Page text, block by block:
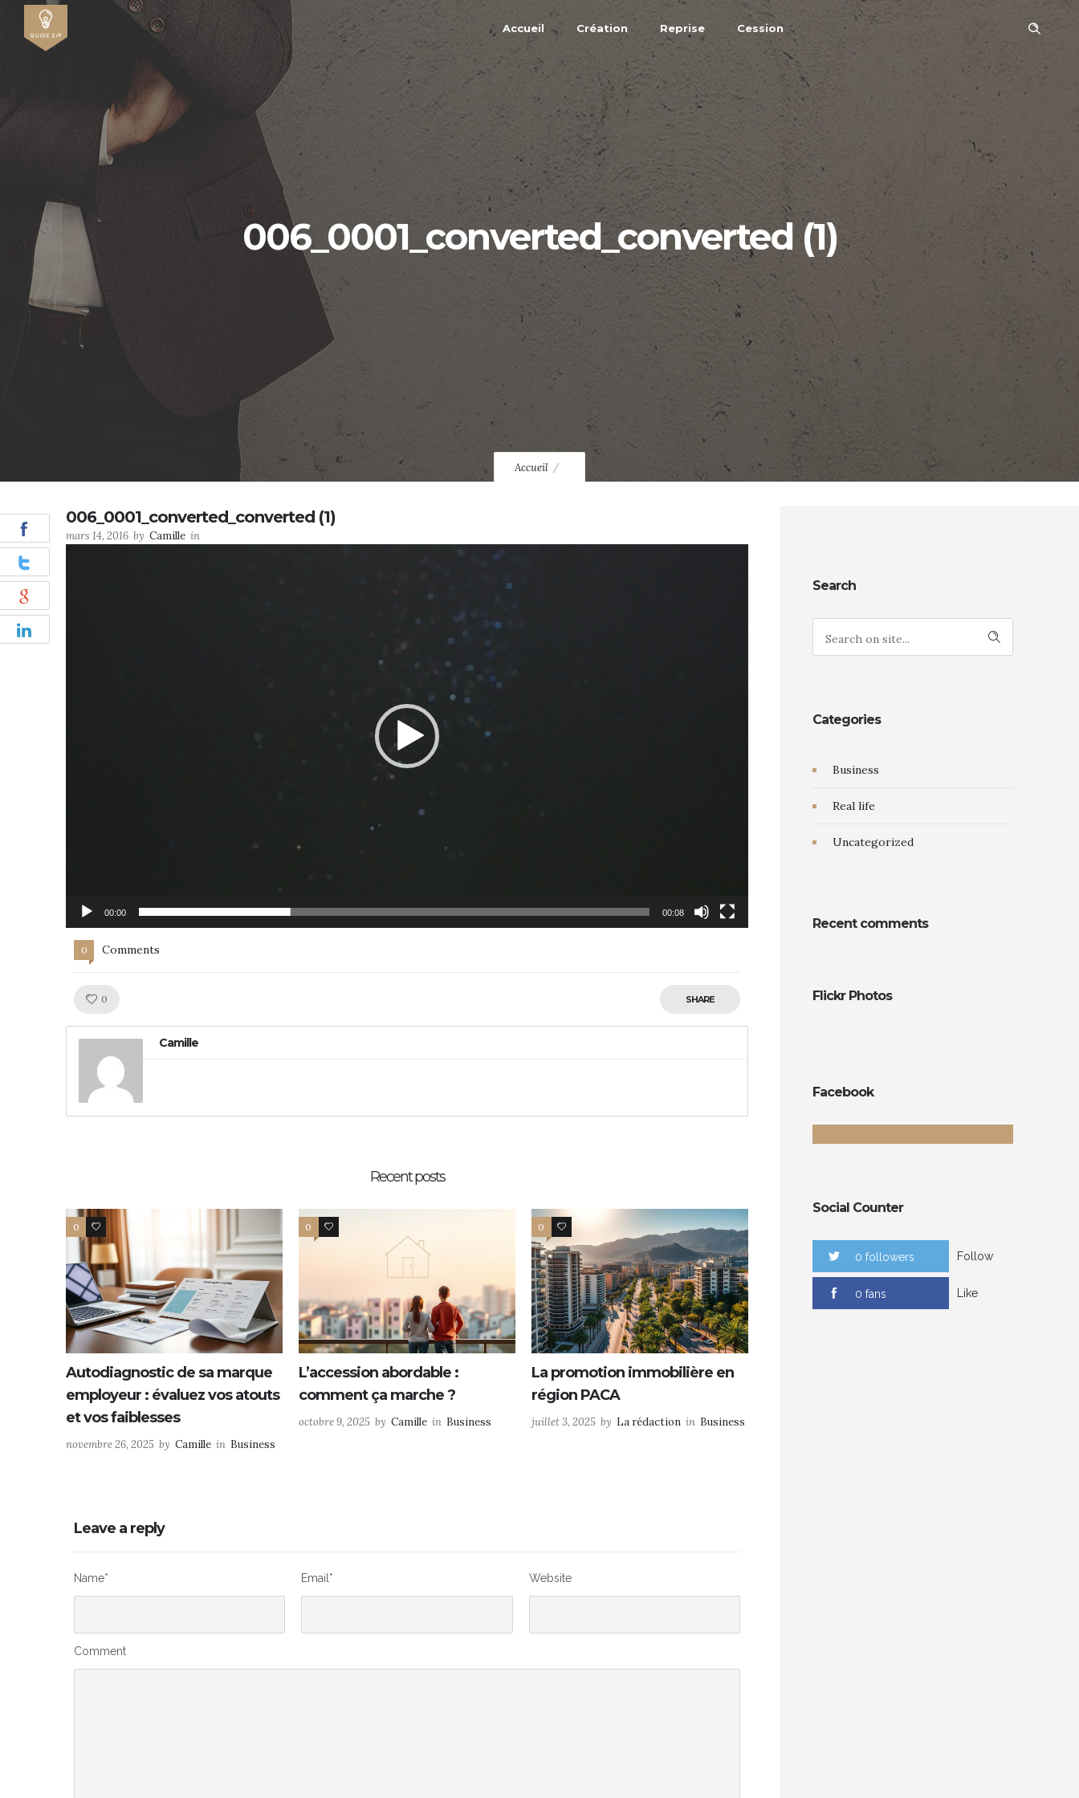
Accueil Création Reprise Cession
006_0001_converted_converted (1)
Accueil
006_0001_converted_converted (1)
mars 14, 2016 by Camille in
00:00 00:08
0 Comments
0 SHARE
Camille
Recent posts
0 0
Autodiagnostic de sa marque
employeur : évaluez vos atouts
et vos faiblesses
novembre 26, 2025 by Camille in Business
0 0
L’accession abordable :
comment ça marche ?
octobre 9, 2025 by Camille in Business
0 0
La promotion immobilière en
région PACA
juillet 3, 2025 by La rédaction in Business
Leave a reply
Name* Email* Website
Comment
Search
Categories
Business
Real life
Uncategorized
Recent comments
Flickr Photos
Facebook
Social Counter
0 followers Follow
0 fans Like